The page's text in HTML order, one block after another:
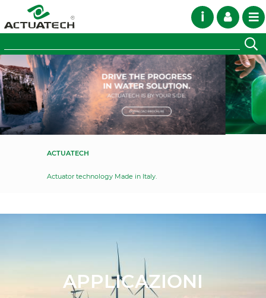
i
ACTUATECH
Actuator technology Made in Italy.
APPLICAZIONI